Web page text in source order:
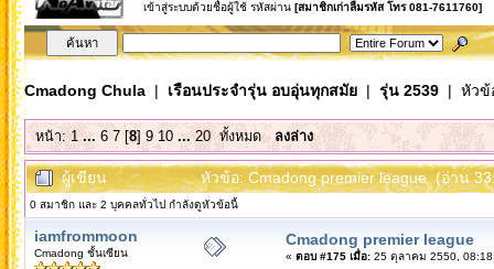
เข้าสู่ระบบด้วยชื่อผู้ใช้ รหัสผ่าน [สมาชิกเก่าลืมรหัส โทร 081-7611760]
Cmadong Chula| เรือนประจำรุ่น อบอุ่นทุกสมัย| รุ่น 2539| หัวข้
หน้า:1 ... 6 7[8] 9 10 ...20 ทั้งหมด ลงล่าง
ผู้เขียน หัวข้อ: Cmadong premier league (อ่าน
0 สมาชิก และ 2 บุคคลทั่วไป กำลังดูหัวข้อนี้
iamfrommoon
Cmadong ชั้นเซียน
Cmadong premier league
« ตอบ #175 เมื่อ:25 ตุลาคม 2550,